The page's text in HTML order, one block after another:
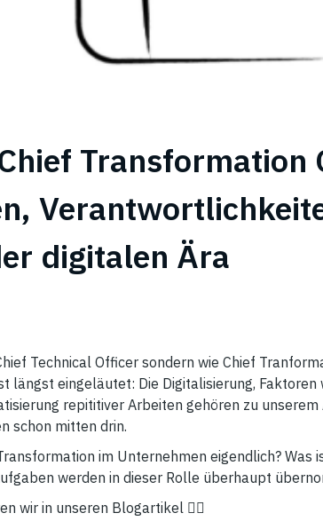
Transformation
digitalen Ära
Technical Officer sondern wie Chief
längst eingeläutet: Die Digitalisierung,
repititiver Arbeiten gehören zu
schon mitten drin.
im Unternehmen eigendlich? Was
werden in dieser Rolle überhaupt
wir in unseren Blogartikel 👇🏻